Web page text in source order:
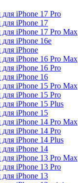
iPhone 17 Pro
iPhone 17
iPhone 17 Pro Max
iPhone 16e
iPhone
iPhone 16 Pro Max
iPhone 16 Pro
iPhone 16
iPhone 15 Pro Max
iPhone 15 Pro
iPhone 15 Plus
iPhone 15
iPhone 14 Pro Max
iPhone 14 Pro
iPhone 14 Plus
iPhone 14
iPhone 13 Pro Max
iPhone 13 Pro
iPhone 13